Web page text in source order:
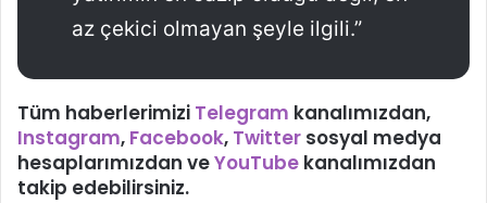
az çekici olmayan şeyle ilgili.”
Tüm haberlerimizi Telegram kanalımızdan,
Instagram, Facebook, Twitter sosyal medya
hesaplarımızdan veYouTube kanalımızdan
takip edebilirsiniz.